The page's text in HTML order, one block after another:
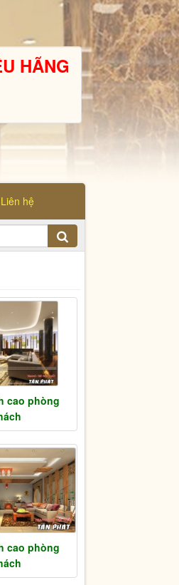
HÃNG
Liên hệ
cao phòng
cao phòng